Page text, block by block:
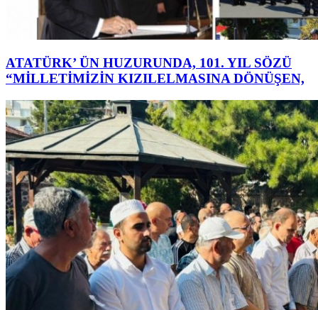
ATATÜRK’ ÜN HUZURUNDA, 101. YIL SÖZÜ
“MİLLETİMİZİN KIZILELMASINA DÖNÜŞEN,